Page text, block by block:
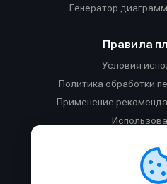
Генератор
Правила
Условия
Политика обработки
Применение
Правила